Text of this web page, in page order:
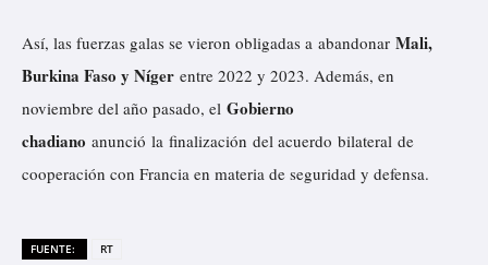
Así, las fuerzas galas se vieron obligadas a abandonar Mali,
Burkina Faso y Níger entre 2022 y 2023. Además, en
noviembre del año pasado, el Gobierno
chadiano anunció la finalización del acuerdo bilateral de
cooperación con Francia en materia de seguridad y defensa.
FUENTE: RT